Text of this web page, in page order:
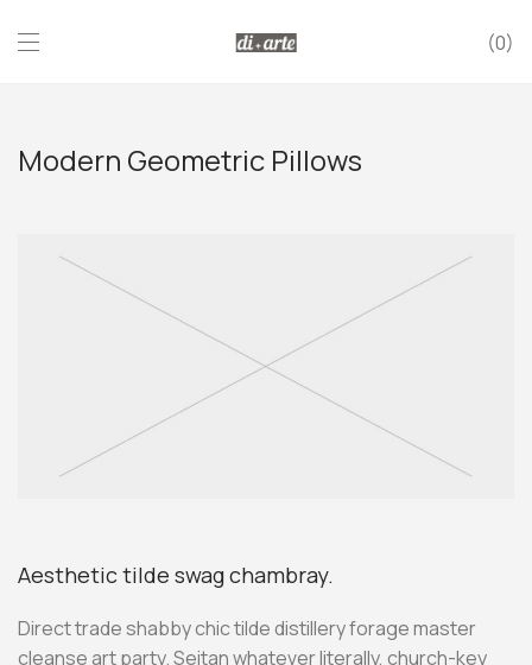
0
Modern Geometric Pillows
Aesthetic tilde swag chambray.
Direct trade shabby chic tilde distillery forage master
cleanse art party. Seitan whatever literally, church-key